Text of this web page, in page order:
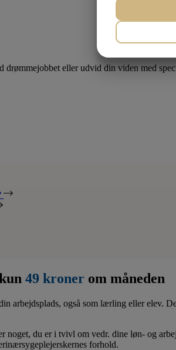
eller udvid din viden med
49 kroner om måneden
arbejdsplads, også som lærling eller elev.
noget, du er i tvivl om vedr. dine løn- og
forhold.